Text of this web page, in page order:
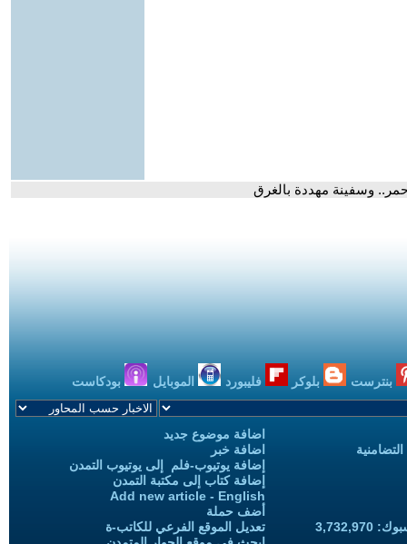
وسفينة مهددة بالغرق
بنترست بلوكر فليبورد الموبايل بودكاست
اضافة موضوع جديد
اضافة خبر
إضافة يوتيوب-فلم إلى يوتيوب التمدن
إضافة كتاب إلى مكتبة التمدن
Add new article - English
أضف حملة
تعديل الموقع الفرعي للكاتب-ة